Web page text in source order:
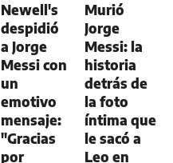
Newell's
despidió
a Jorge
Messi con
un
emotivo
mensaje:
"Gracias
por
Murió
Jorge
Messi: la
historia
detrás de
la foto
íntima que
le sacó a
Leo en